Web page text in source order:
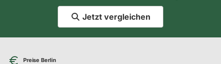
Jetzt vergleichen
Preise Berlin